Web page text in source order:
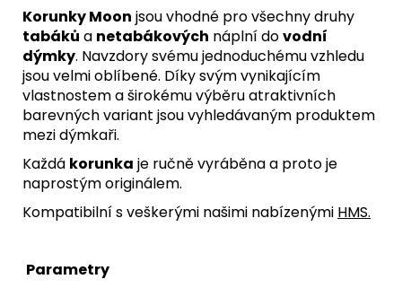
KorunkyMoon jsou vhodné pro všechny druhy
tabáků a netabákových náplní dovodní
dýmky. Navzdory svému jednoduchému vzhledu
jsou velmi oblíbené. Díky svým vynikajícím
vlastnostem a širokému výběru atraktivních
barevných variant jsou vyhledávaným produktem
mezi dýmkaři.
Každá korunka je ručně vyráběna a proto je
naprostým originálem.
Kompatibilní s veškerými našimi nabízenými HMS.
Parametry